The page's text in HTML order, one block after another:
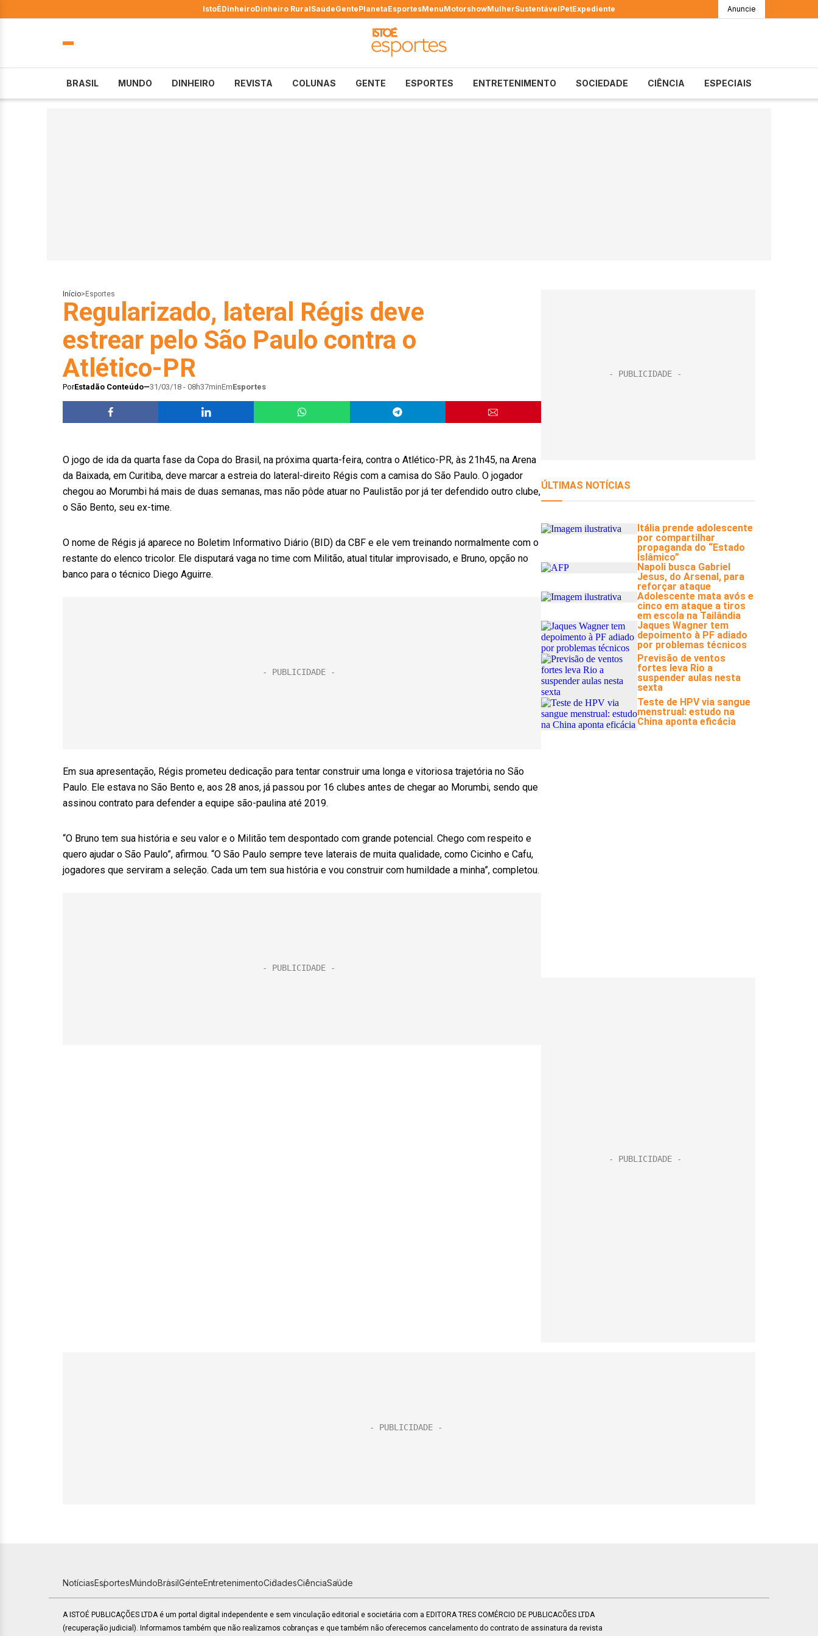
IstoÉDinheiroDinheiro RuralSaúdeGentePlanetaEsportesMenuMotorshowMulherSustentávelPetExpediente Anuncie
BRASIL MUNDO DINHEIRO REVISTA COLUNAS GENTE ESPORTES ENTRETENIMENTO SOCIEDADE CIÊNCIA ESPECIAIS
Início> Esportes
Regularizado, lateral Régis deve
estrear pelo São Paulo contra o
Atlético-PR
PorEstadão Conteúdo 31/03/18 - 08h37minEmEsportes
O jogo de ida da quarta fase da Copa do Brasil, na próxima quarta-feira, contra o Atlético-PR, às 21h45, na Arena
da Baixada, em Curitiba, deve marcar a estreia do lateral-direito Régis com a camisa do São Paulo. O jogador
chegou ao Morumbi há mais de duas semanas, mas não pôde atuar no Paulistão por já ter defendido outro clube,
o São Bento, seu ex-time.
O nome de Régis já aparece no Boletim Informativo Diário (BID) da CBF e ele vem treinando normalmente com o
restante do elenco tricolor. Ele disputará vaga no time com Militão, atual titular improvisado, e Bruno, opção no
banco para o técnico Diego Aguirre.
Em sua apresentação, Régis prometeu dedicação para tentar construir uma longa e vitoriosa trajetória no São
Paulo. Ele estava no São Bento e, aos 28 anos, já passou por 16 clubes antes de chegar ao Morumbi, sendo que
assinou contrato para defender a equipe são-paulina até 2019.
“O Bruno tem sua história e seu valor e o Militão tem despontado com grande potencial. Chego com respeito e
quero ajudar o São Paulo”, afirmou. “O São Paulo sempre teve laterais de muita qualidade, como Cicinho e Cafu,
jogadores que serviram a seleção. Cada um tem sua história e vou construir com humildade a minha”, completou.
NotíciasEsportesMundoBrasilGenteEntretenimentoCidadesCiênciaSaúde
A ISTOÉ PUBLICAÇÕES LTDA é um portal digital independente e sem vinculação editorial e societária com a EDITORA TRES COMÉRCIO DE PUBLICACÕES LTDA
(recuperação judicial). Informamos também que não realizamos cobranças e que também não oferecemos cancelamento do contrato de assinatura da revista